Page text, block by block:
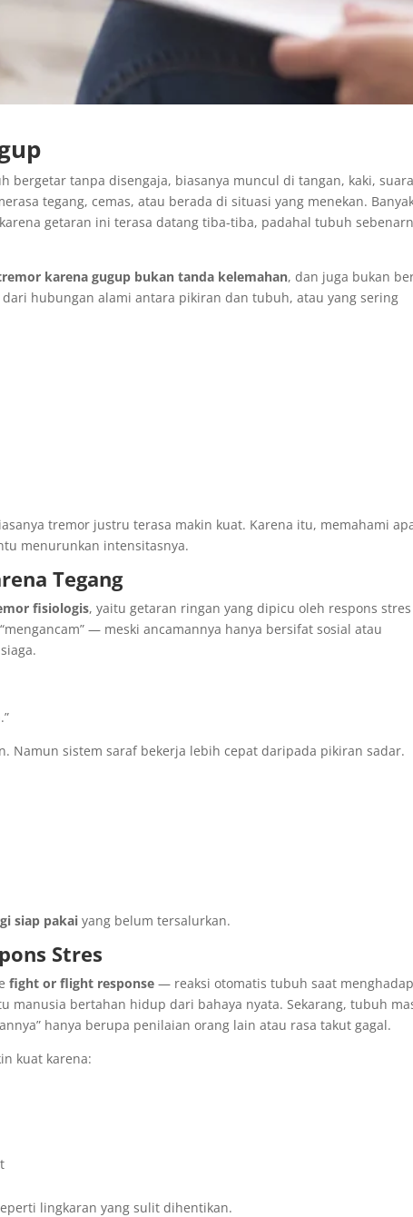
bergetar tanpa disengaja, biasanya muncul di tangan, kaki,
tegang, cemas, atau berada di situasi yang menekan.
getaran ini terasa datang tiba-tiba, padahal tubuh
karena gugup bukan tanda kelemahan, dan juga bukan
hubungan alami antara pikiran dan tubuh, atau yang sering
tremor justru terasa makin kuat. Karena itu, memahami
menurunkan intensitasnya.
Tegang
fisiologis, yaitu getaran ringan yang dipicu oleh respons stres
— meski ancamannya hanya bersifat sosial atau
Namun sistem saraf bekerja lebih cepat daripada pikiran sadar.
siap pakai yang belum tersalurkan.
Stres
fight or flight response — reaksi otomatis tubuh saat
manusia bertahan hidup dari bahaya nyata. Sekarang, tubuh
hanya berupa penilaian orang lain atau rasa takut gagal.
kuat karena:
lingkaran yang sulit dihentikan.